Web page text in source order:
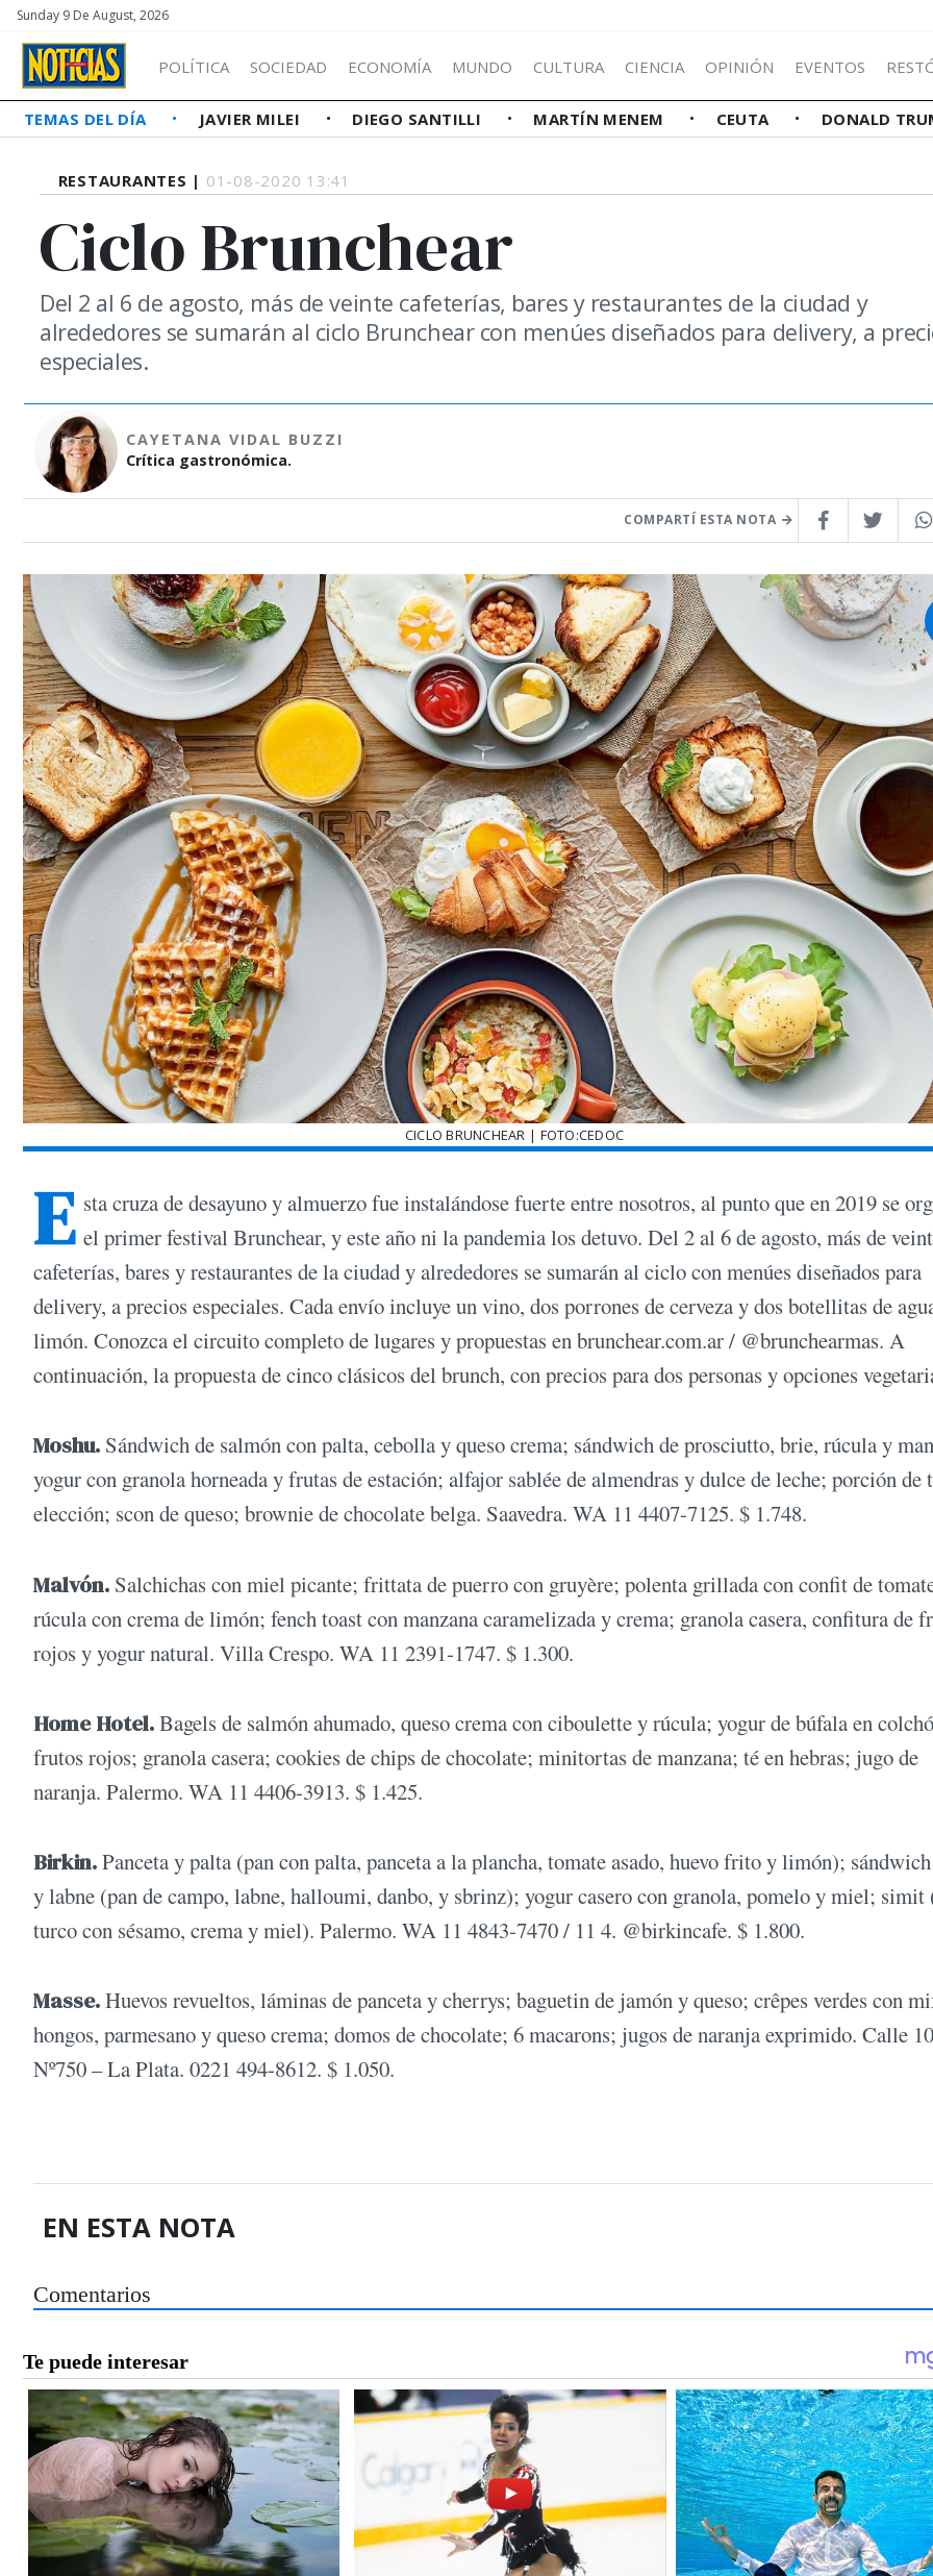
Sunday 9 De August, 2026
POLÍTICA SOCIEDAD ECONOMÍA MUNDO CULTURA CIENCIA OPINIÓN EVENTOS
TEMAS DEL DÍA JAVIER MILEI DIEGO SANTILLI MARTÍN MENEM CEUTA DONALD
RESTAURANTES | 01-08-2020 13:41
Ciclo Brunchear
Del 2 al 6 de agosto, más de veinte cafeterías, bares y restaurantes de la ciudad y
alrededores se sumarán al ciclo Brunchear con menúes diseñados para delivery, a
especiales.
CAYETANA VIDAL BUZZI
Crítica gastronómica.
COMPARTÍ ESTA NOTA
CICLO BRUNCHEAR | FOTO:CEDOC
E sta cruza de desayuno y almuerzo fue instalándose fuerte entre nosotros, al punto que en 2019 se
el primer festival Brunchear, y este año ni la pandemia los detuvo. Del 2 al 6 de agosto, más de
cafeterías, bares y restaurantes de la ciudad y alrededores se sumarán al ciclo con menúes diseñados para
delivery, a precios especiales. Cada envío incluye un vino, dos porrones de cerveza y dos botellitas de
limón. Conozca el circuito completo de lugares y propuestas en brunchear.com.ar / @brunchearmas. A
continuación, la propuesta de cinco clásicos del brunch, con precios para dos personas y opciones
Moshu. Sándwich de salmón con palta, cebolla y queso crema; sándwich de prosciutto, brie, rúcula y
yogur con granola horneada y frutas de estación; alfajor sablée de almendras y dulce de leche; porción de
elección; scon de queso; brownie de chocolate belga. Saavedra. WA 11 4407-7125. $ 1.748.
Malvón. Salchichas con miel picante; frittata de puerro con gruyère; polenta grillada con confit de
rúcula con crema de limón; fench toast con manzana caramelizada y crema; granola casera, confitura de
rojos y yogur natural. Villa Crespo. WA 11 2391-1747. $ 1.300.
Home Hotel.Bagels de salmón ahumado, queso crema con ciboulette y rúcula; yogur de búfala en
frutos rojos; granola casera; cookies de chips de chocolate; minitortas de manzana; té en hebras; jugo de
naranja. Palermo. WA 11 4406-3913. $ 1.425.
Birkin.Panceta y palta (pan con palta, panceta a la plancha, tomate asado, huevo frito y limón);
y labne (pan de campo, labne, halloumi, danbo, y sbrinz); yogur casero con granola, pomelo y miel; simit
turco con sésamo, crema y miel). Palermo. WA 11 4843-7470 / 11 4. @birkincafe. $ 1.800.
Masse.Huevos revueltos, láminas de panceta y cherrys; baguetin de jamón y queso; crêpes verdes con
hongos, parmesano y queso crema; domos de chocolate; 6 macarons; jugos de naranja exprimido. Calle 10
Nº750 – La Plata. 0221 494-8612. $ 1.050.
EN ESTA NOTA
Comentarios